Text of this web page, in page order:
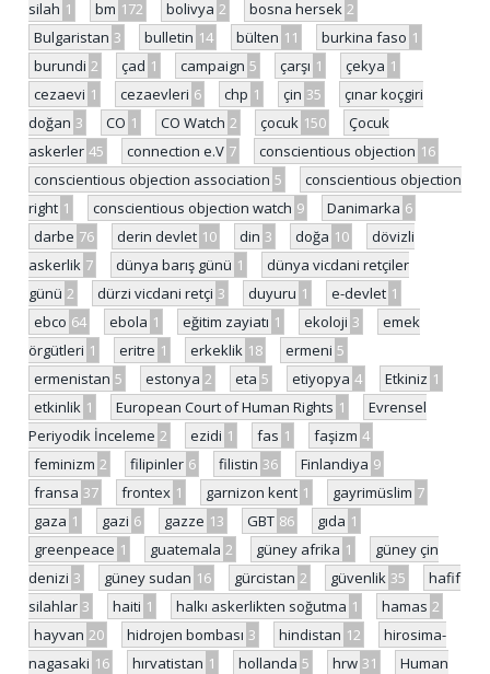
silah 1 bm 172 bolivya 2 bosna hersek 2
Bulgaristan 3 bulletin 14 bülten 11 burkina faso 1
burundi 2 çad 1 campaign 5 çarşı 1 çekya 1
cezaevi 1 cezaevleri 6 chp 1 çin 35
çınar koçgiri
doğan 3 CO 1 CO Watch 2 çocuk 150
Çocuk
askerler 45 connection e.V 7 conscientious objection 16
conscientious objection association 5
conscientious objection
right 1 conscientious objection watch 9 Danimarka 6
darbe 76 derin devlet 10 din 3 doğa 10
dövizli
askerlik 7 dünya barış günü 1
dünya vicdani retçiler
günü 2 dürzi vicdani retçi 3 duyuru 1 e-devlet 1
ebco 64 ebola 1 eğitim zayiatı 1 ekoloji 3
emek
örgütleri 1 eritre 1 erkeklik 18 ermeni 5
ermenistan 5 estonya 2 eta 5 etiyopya 4 Etkiniz 1
etkinlik 1 European Court of Human Rights 1
Evrensel
Periyodik İnceleme 2 ezidi 1 fas 1 faşizm 4
feminizm 2 filipinler 6 filistin 36 Finlandiya 9
fransa 37 frontex 1 garnizon kent 1 gayrimüslim 7
gaza 1 gazi 6 gazze 13 GBT 86 gıda 1
greenpeace 1 guatemala 2 güney afrika 1
güney çin
denizi 3 güney sudan 16 gürcistan 2 güvenlik 35
hafif
silahlar 3 haiti 1 halkı askerlikten soğutma 1 hamas 2
hayvan 20 hidrojen bombası 3 hindistan 12
hirosima-
nagasaki 16 hırvatistan 1 hollanda 5 hrw 31
Human